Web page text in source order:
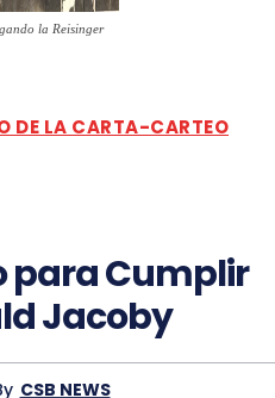
la Reisinger
DE LA CARTA-CARTEO
para Cumplir
Jacoby
CSB NEWS